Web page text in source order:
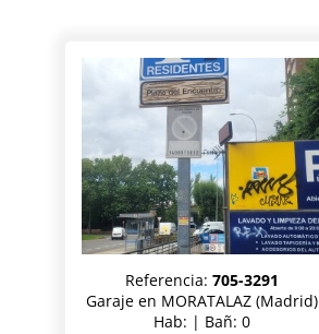
Referencia:705-3291
Garaje en MORATALAZ (Madrid)
Hab: | Bañ: 0